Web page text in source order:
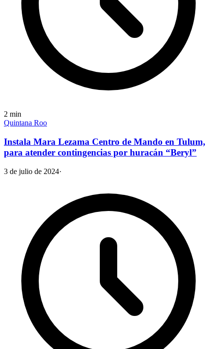
2 min
Quintana Roo
Instala Mara Lezama Centro de Mando en Tulum,
para atender contingencias por huracán “Beryl”
3 de julio de 2024·